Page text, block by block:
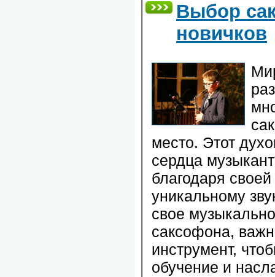
Выбор
новичков
место. Этот
сердца
благодаря
уникальному
свое
саксофона,
инструмент,
обучение и